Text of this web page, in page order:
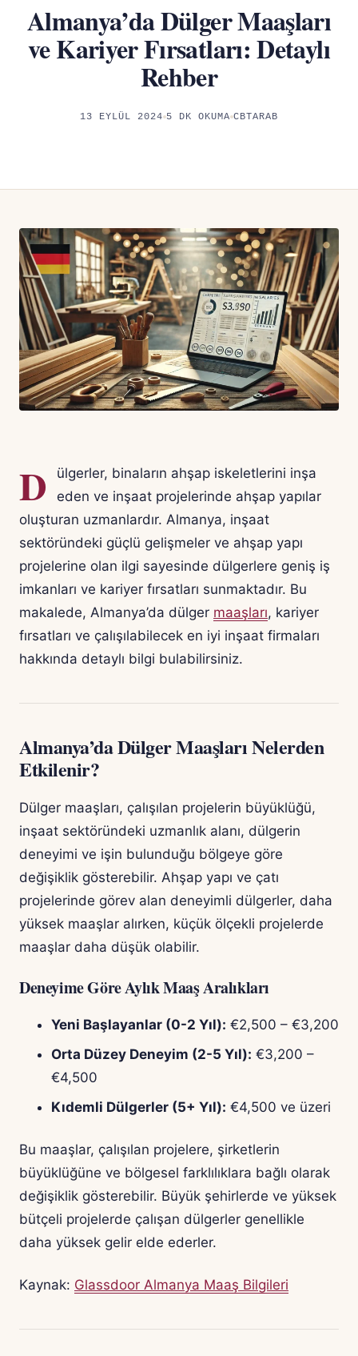
Almanya’da Dülger Maaşları
ve Kariyer Fırsatları: Detaylı
Rehber
13 EYLÜL 2024 5 DK OKUMA CBTARAB
D
ülgerler, binaların ahşap iskeletlerini inşa
eden ve inşaat projelerinde ahşap yapılar
oluşturan uzmanlardır. Almanya, inşaat
sektöründeki güçlü gelişmeler ve ahşap yapı
projelerine olan ilgi sayesinde dülgerlere geniş iş
imkanları ve kariyer fırsatları sunmaktadır. Bu
makalede, Almanya’da dülger maaşları, kariyer
fırsatları ve çalışılabilecek en iyi inşaat firmaları
hakkında detaylı bilgi bulabilirsiniz.
Almanya’da Dülger Maaşları Nelerden
Etkilenir?
Dülger maaşları, çalışılan projelerin büyüklüğü,
inşaat sektöründeki uzmanlık alanı, dülgerin
deneyimi ve işin bulunduğu bölgeye göre
değişiklik gösterebilir. Ahşap yapı ve çatı
projelerinde görev alan deneyimli dülgerler, daha
yüksek maaşlar alırken, küçük ölçekli projelerde
maaşlar daha düşük olabilir.
Deneyime Göre Aylık Maaş Aralıkları
Yeni Başlayanlar (0-2 Yıl): €2,500 – €3,200
Orta Düzey Deneyim (2-5 Yıl): €3,200 –
€4,500
Kıdemli Dülgerler (5+ Yıl): €4,500 ve üzeri
Bu maaşlar, çalışılan projelere, şirketlerin
büyüklüğüne ve bölgesel farklılıklara bağlı olarak
değişiklik gösterebilir. Büyük şehirlerde ve yüksek
bütçeli projelerde çalışan dülgerler genellikle
daha yüksek gelir elde ederler.
Kaynak: Glassdoor Almanya Maaş Bilgileri